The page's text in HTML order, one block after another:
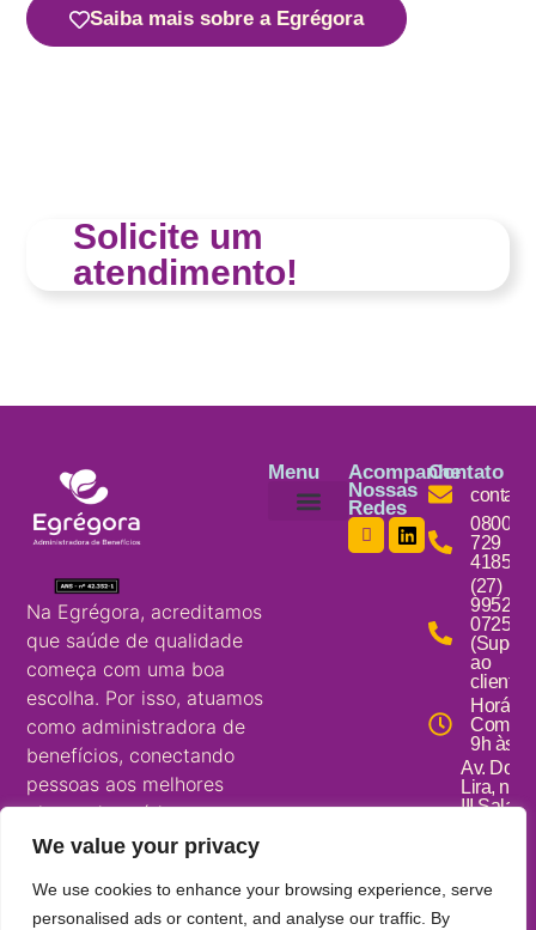
We value your privacy
We use cookies to enhance your browsing experience, serve
personalised ads or content, and analyse our traffic. By
Saiba mais sobre a Egrégora
Solicite um
atendimento!
Na Egrégora, acreditamos
que saúde de qualidade
começa com uma boa
escolha. Por isso, atuamos
como administradora de
benefícios, conectando
pessoas aos melhores
planos de saúde com
atenção, transparência e
Menu Acompanhe
Nossas
Redes
Contato
0800
729
4185
(27)
99521-
0725
ao
cliente)
Horário
9h às
Av.
Lira,
III Sala
35